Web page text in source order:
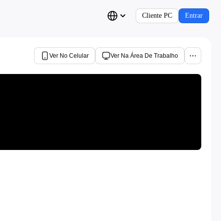
Cliente PC Entrar
Ver No Celular Ver Na Área De Trabalho